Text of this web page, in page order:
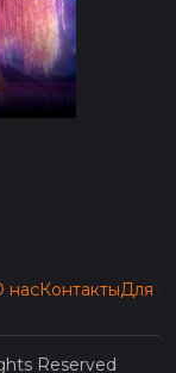
насКонтактыДля
Reserved